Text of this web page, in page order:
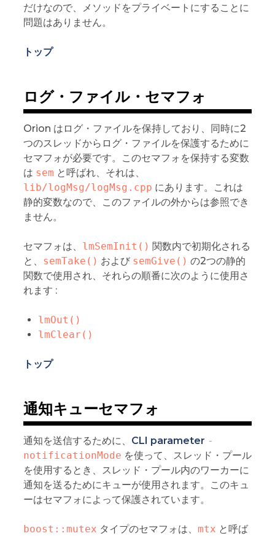
だけなので、メソッドをプライベートにすることに
問題はありません。
トップ
ログ・ファイル・セマフォ
Orion はログ・ファイルを保持しており、同時に2
つのスレッドからログ・ファイルを保護するために
セマフォが必要です。このセマフォを保持する変数
は sem と呼ばれ、それは、
lib/logMsg/logMsg.cpp にあります。これは
静的変数なので、このファイルの外からは参照でき
ません。
セマフォは、 lmSemInit() 関数内で初期化される
と、 semTake() および semGive() の2つの静的
関数で使用され、それらの順番に次のように使用さ
れます :
lmOut()
lmClear()
トップ
通知キューセマフォ
通知を送信するために、 CLI parameter -
notificationMode を使って、スレッド・プール
を使用するとき、スレッド・プール内のワーカーに
通知を送るためにキューが使用されます。このキュ
ーはセマフォによって保護されています。
boost::mutex タイプのセマフォは、 mtx と呼ば